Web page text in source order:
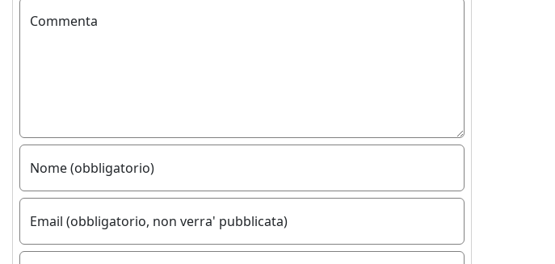
Commenta
Nome (obbligatorio)
Email (obbligatorio, non verra' pubblicata)